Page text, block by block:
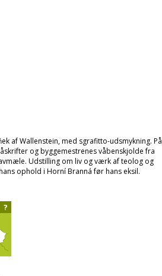
af Wallenstein, med sgrafitto-udsmykning. På
og byggemestrenes våbenskjolde fra
Udstilling om liv og værk af teolog og
ophold i Horní Branná før hans eksil.
?